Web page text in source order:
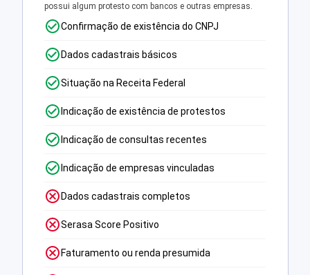
possui algum protesto com bancos e outras empresas.
Confirmação de existência do CNPJ
Dados cadastrais básicos
Situação na Receita Federal
Indicação de existência de protestos
Indicação de consultas recentes
Indicação de empresas vinculadas
Dados cadastrais completos
Serasa Score Positivo
Faturamento ou renda presumida